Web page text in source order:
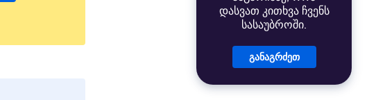
დასვათ კითხვა ჩვენს
სასაუბროში.
განაგრძეთ